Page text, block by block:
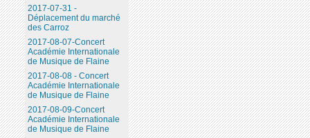
2017-07-31 -
Déplacement du marché
des Carroz
2017-08-07-Concert
Académie Internationale
de Musique de Flaine
2017-08-08 - Concert
Académie Internationale
de Musique de Flaine
2017-08-09-Concert
Académie Internationale
de Musique de Flaine